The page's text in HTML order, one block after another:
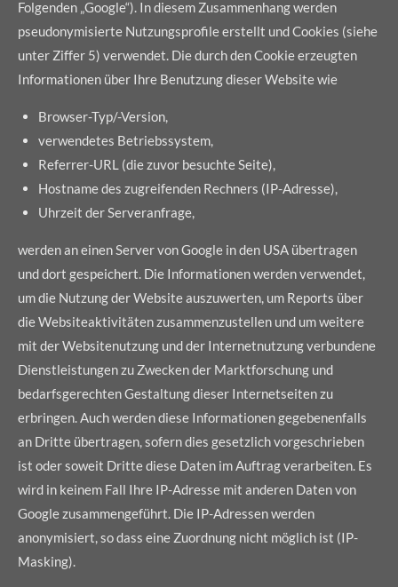
Folgenden „Google“). In diesem Zusammenhang werden
pseudonymisierte Nutzungsprofile erstellt und Cookies (siehe
unter Ziffer 5) verwendet. Die durch den Cookie erzeugten
Informationen über Ihre Benutzung dieser Website wie
Browser-Typ/-Version,
verwendetes Betriebssystem,
Referrer-URL (die zuvor besuchte Seite),
Hostname des zugreifenden Rechners (IP-Adresse),
Uhrzeit der Serveranfrage,
werden an einen Server von Google in den USA übertragen
und dort gespeichert. Die Informationen werden verwendet,
um die Nutzung der Website auszuwerten, um Reports über
die Websiteaktivitäten zusammenzustellen und um weitere
mit der Websitenutzung und der Internetnutzung verbundene
Dienstleistungen zu Zwecken der Marktforschung und
bedarfsgerechten Gestaltung dieser Internetseiten zu
erbringen. Auch werden diese Informationen gegebenenfalls
an Dritte übertragen, sofern dies gesetzlich vorgeschrieben
ist oder soweit Dritte diese Daten im Auftrag verarbeiten. Es
wird in keinem Fall Ihre IP-Adresse mit anderen Daten von
Google zusammengeführt. Die IP-Adressen werden
anonymisiert, so dass eine Zuordnung nicht möglich ist (IP-
Masking).